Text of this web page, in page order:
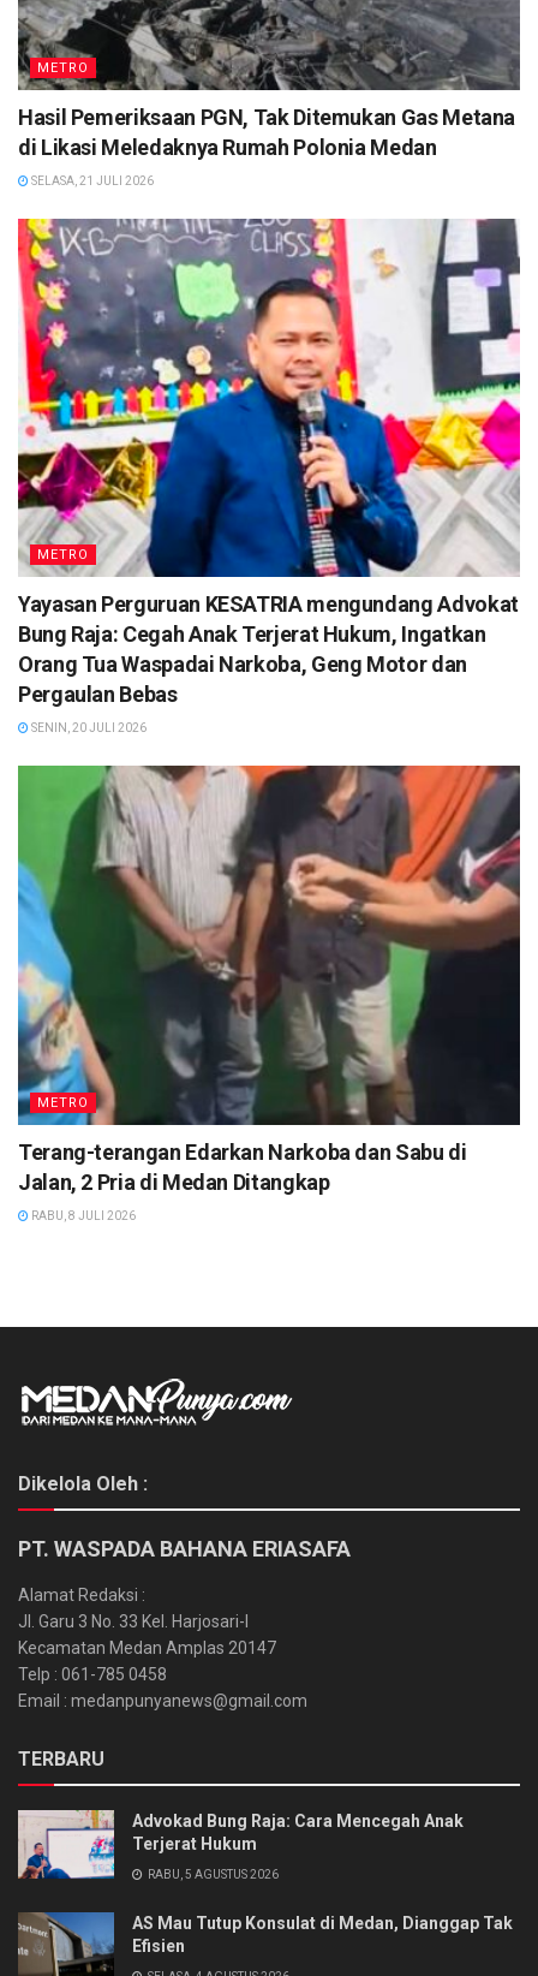
METRO
Hasil Pemeriksaan PGN, Tak Ditemukan Gas Metana
di Likasi Meledaknya Rumah Polonia Medan
SELASA, 21 JULI 2026
METRO
Yayasan Perguruan KESATRIA mengundang Advokat
Bung Raja: Cegah Anak Terjerat Hukum, Ingatkan
Orang Tua Waspadai Narkoba, Geng Motor dan
Pergaulan Bebas
SENIN, 20 JULI 2026
METRO
Terang-terangan Edarkan Narkoba dan Sabu di
Jalan, 2 Pria di Medan Ditangkap
RABU, 8 JULI 2026
Dikelola Oleh :
PT. WASPADA BAHANA ERIASAFA
Alamat Redaksi :
Jl. Garu 3 No. 33 Kel. Harjosari-I
Kecamatan Medan Amplas 20147
Telp : 061-785 0458
Email : medanpunyanews@gmail.com
TERBARU
Advokad Bung Raja: Cara Mencegah Anak
Terjerat Hukum
RABU, 5 AGUSTUS 2026
AS Mau Tutup Konsulat di Medan, Dianggap Tak
Efisien